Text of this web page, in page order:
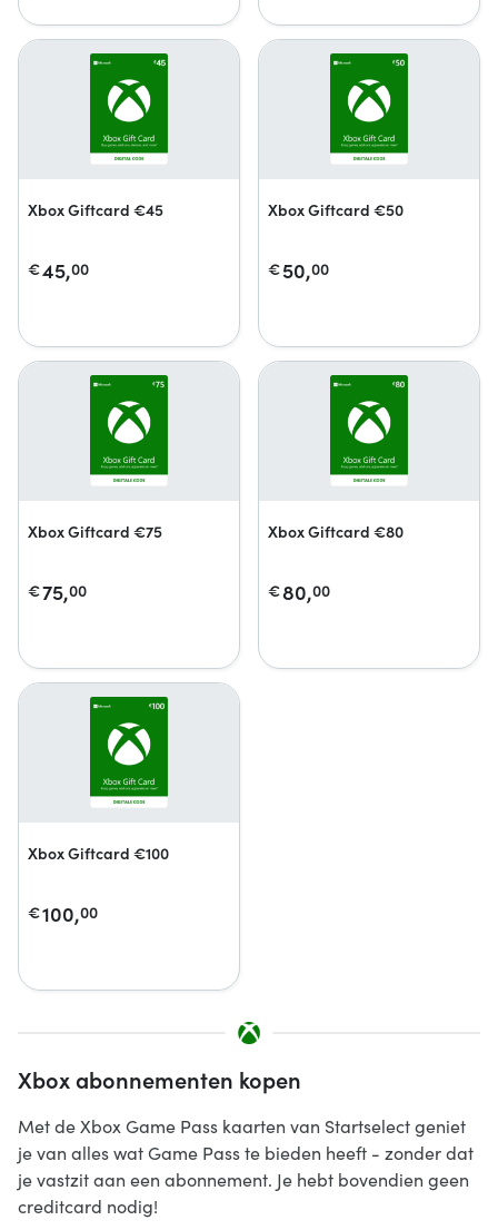
Xbox Giftcard €45
€45,00
Xbox Giftcard €50
€50,00
Xbox Giftcard €75
€75,00
Xbox Giftcard €80
€80,00
Xbox Giftcard €100
€100,00
Xbox abonnementen kopen
Met de Xbox Game Pass kaarten van Startselect geniet
je van alles wat Game Pass te bieden heeft - zonder dat
je vastzit aan een abonnement. Je hebt bovendien geen
creditcard nodig!